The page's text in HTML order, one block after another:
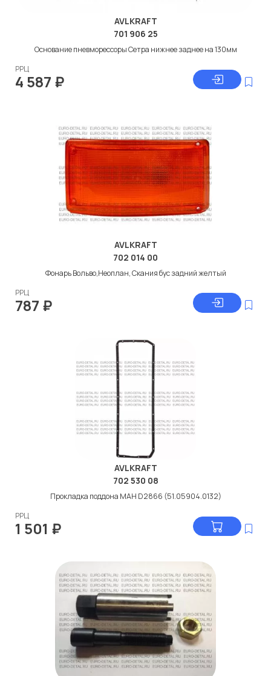
AVLKRAFT
701 906 25
Основание пневморессоры Сетра нижнее заднее на 130мм
РРЦ
4 587 ₽
AVLKRAFT
702 014 00
Фонарь Вольво,Неоплан, Скания бус задний желтый
РРЦ
787 ₽
AVLKRAFT
702 530 08
Прокладка поддона МАН D2866 (51.05904.0132)
РРЦ
1 501 ₽